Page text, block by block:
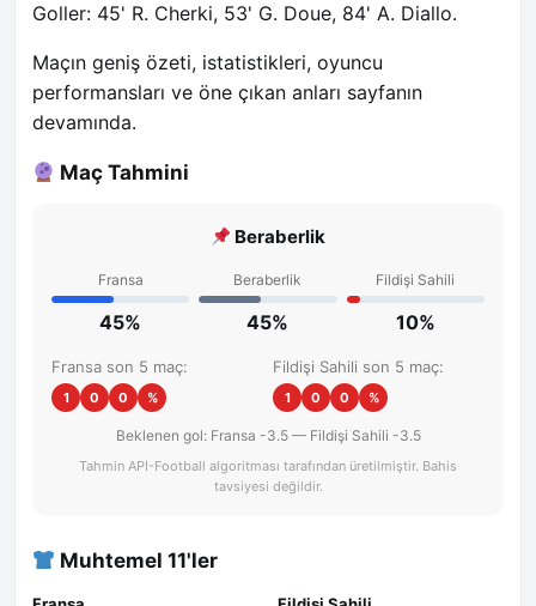
Goller: 45' R. Cherki, 53' G. Doue, 84' A. Diallo.
Maçın geniş özeti, istatistikleri, oyuncu
performansları ve öne çıkan anları sayfanın
devamında.
Maç Tahmini
Beraberlik
Fransa
45%
Beraberlik
45%
Fildişi Sahili
10%
Fransa son 5 maç:
1 0 0 %
Fildişi Sahili son 5 maç:
1 0 0 %
Beklenen gol: Fransa -3.5 — Fildişi Sahili -3.5
Tahmin API-Football algoritması tarafından üretilmiştir. Bahis
tavsiyesi değildir.
Muhtemel 11'ler